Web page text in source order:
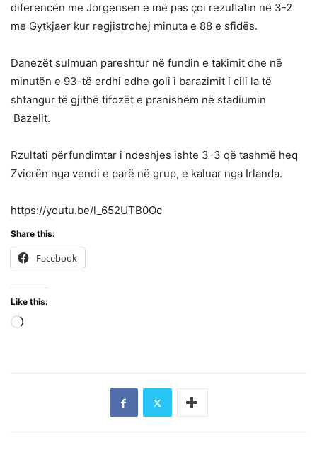
diferencën me Jorgensen e më pas çoi rezultatin në 3-2
me Gytkjaer kur regjistrohej minuta e 88 e sfidës.
Danezët sulmuan pareshtur në fundin e takimit dhe në
minutën e 93-të erdhi edhe goli i barazimit i cili la të
shtangur të gjithë tifozët e pranishëm në stadiumin
Bazelit.
Rzultati përfundimtar i ndeshjes ishte 3-3 që tashmë heq
Zvicrën nga vendi e parë në grup, e kaluar nga Irlanda.
https://youtu.be/l_652UTB0Oc
Share this:
Facebook
Like this: